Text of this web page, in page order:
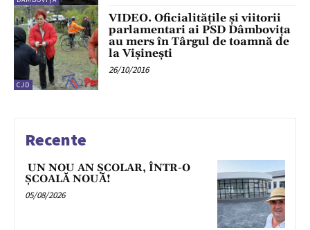
CJD
VIDEO. Oficialităţile şi viitorii
parlamentari ai PSD Dâmboviţa
au mers în Târgul de toamnă de
la Vişineşti
26/10/2016
Recente
UN NOU AN ȘCOLAR, ÎNTR-O
ȘCOALĂ NOUĂ!
05/08/2026